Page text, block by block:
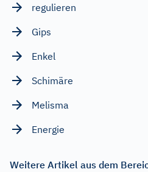
regulieren
Gips
Enkel
Schimäre
Melisma
Energie
Weitere Artikel aus dem